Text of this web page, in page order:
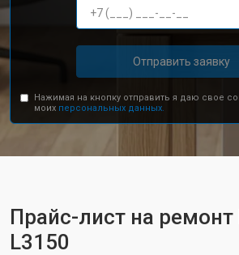
Отправить заявку
Нажимая на кнопку отправить я даю свое
моих персональных данных.
Прайс-лист на
L3150